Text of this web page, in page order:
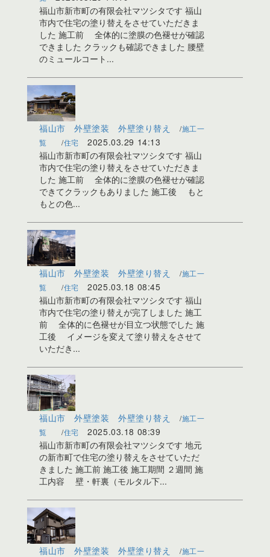
福山市新市町の有限会社マツシタです 福山
市内で住宅の塗り替えをさせていただきま
した 施工前 全体的に塗膜の色褪せが確認
できました クラックも確認できました 腰壁
のミュールコート...
福山市 外壁塗装 外壁塗り替え
施工一
覧
住宅
2025.03.29 14:13
福山市新市町の有限会社マツシタです 福山
市内で住宅の塗り替えをさせていただきま
した 施工前 全体的に塗膜の色褪せが確認
できてクラックもありました 施工後 もと
もとの色...
福山市 外壁塗装 外壁塗り替え
施工一
覧
住宅
2025.03.18 08:45
福山市新市町の有限会社マツシタです 福山
市内で住宅の塗り替えが完了しました 施工
前 全体的に色褪せが目立つ状態でした 施
工後 イメージを変えて塗り替えをさせて
いただき...
福山市 外壁塗装 外壁塗り替え
施工一
覧
住宅
2025.03.18 08:39
福山市新市町の有限会社マツシタです 地元
の新市町で住宅の塗り替えをさせていただ
きました 施工前 施工後 施工期間 ２週間 施
工内容 壁・軒裏（モルタル下...
福山市 外壁塗装 外壁塗り替え
施工一